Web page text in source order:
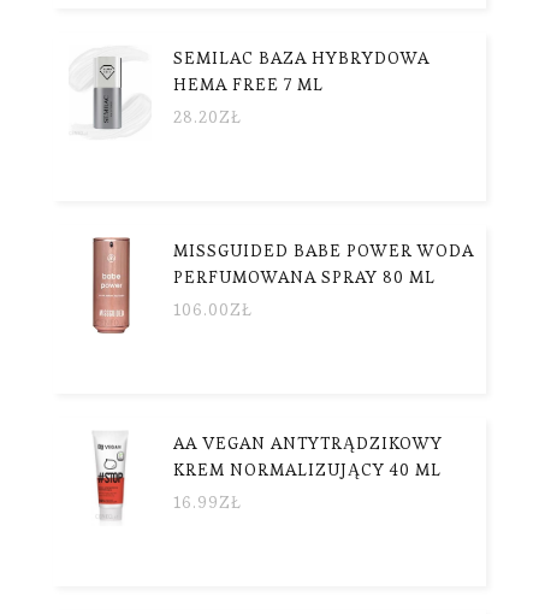
SEMILAC BAZA HYBRYDOWA
HEMA FREE 7 ML
28.20ZŁ
MISSGUIDED BABE POWER WODA
PERFUMOWANA SPRAY 80 ML
106.00ZŁ
AA VEGAN ANTYTRĄDZIKOWY
KREM NORMALIZUJĄCY 40 ML
16.99ZŁ